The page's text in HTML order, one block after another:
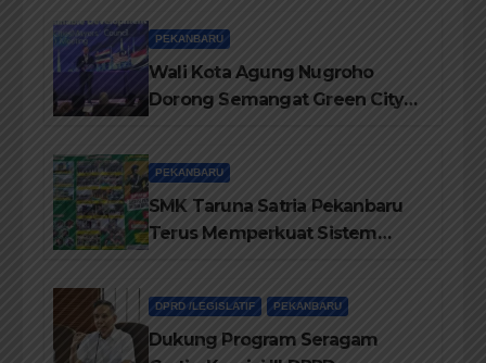
PEKANBARU
Wali Kota Agung Nugroho
Dorong Semangat Green City
PEKANBARU
SMK Taruna Satria Pekanbaru
Terus Memperkuat Sistem
DPRD /LEGISLATIF PEKANBARU
Dukung Program Seragam